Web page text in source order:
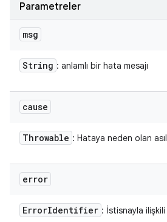
Parametreler
msg
String : anlamlı bir hata mesajı
cause
Throwable : Hataya neden olan asıl
error
ErrorIdentifier : İstisnayla ilişkili